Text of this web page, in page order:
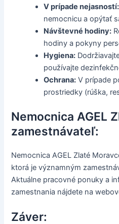
V prípade nejasností:
nemocnicu a opýtať
Návštevné hodiny:
hodiny a pokyny
Hygiena:
používajte
Ochrana: V prípade
prostriedky (rúška,
Nemocnica AGEL
zamestnávateľ:
Nemocnica AGEL Zlaté
ktorá je významným
Aktuálne pracovné ponuky a
zamestnania nájdete na
Záver: